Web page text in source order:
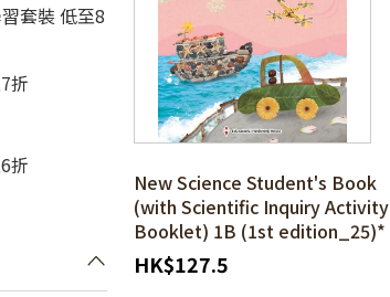
套裝 低至8
折
折
New Science Student's Book
(with Scientific Inquiry Activity
Booklet) 1B (1st edition_25)*
HK$127.5